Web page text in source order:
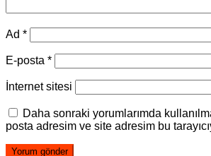
Ad *
E-posta *
İnternet sitesi
Daha sonraki yorumlarımda
posta adresim ve site adresim bu